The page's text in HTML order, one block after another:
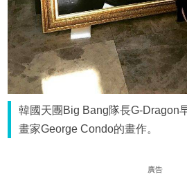
韓國天團Big Bang隊長G-Dragon
畫家George Condo的畫作。
廣告